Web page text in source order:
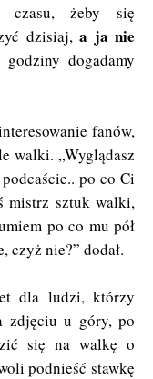
czasu, żeby się
dzisiaj, a ja nie
dogadamy
fanów,
walki. „Wyglądasz
po co Ci
mistrz sztuk walki,
po co mu pół
czyż nie?” dodał.
dla ludzi, którzy
u góry, po
się na walkę o
podnieść stawkę